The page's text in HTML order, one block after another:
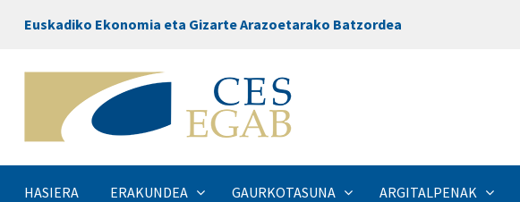
Euskadiko Ekonomia eta Gizarte Arazoetarako Batzordea
HASIERA ERAKUNDEA GAURKOTASUNA ARGITALPENAK